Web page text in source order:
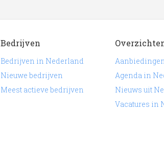
Bedrijven
Bedrijven in Nederland
Nieuwe bedrijven
Meest actieve bedrijven
Agenda in
Nieuws uit
Vacatures in